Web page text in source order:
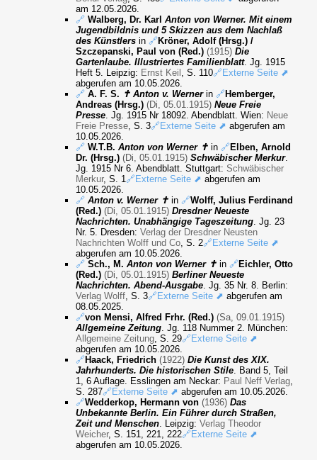
am 12.05.2026.
🔗 Walberg, Dr. KarlAnton von Werner. Mit einem
Jugendbildnis und 5 Skizzen aus dem Nachlaß
des Künstlersin🔗Kröner, Adolf (Hrsg.) /
Szczepanski, Paul von (Red.) (1915) Die
Gartenlaube. Illustriertes Familienblatt. Jg. 1915
Heft 5. Leipzig: Ernst Keil , S. 110🔗Externe Seite ⬈
abgerufen am 10.05.2026.
🔗 A. F. S. ✝ Anton v. Wernerin🔗Hemberger,
Andreas (Hrsg.) (Di, 05.01.1915) Neue Freie
Presse. Jg. 1915 Nr 18092. Abendblatt. Wien: Neue
Freie Presse, S. 3🔗Externe Seite ⬈ abgerufen am
10.05.2026.
🔗 W.T.B.Anton von Werner ✝in🔗Elben, Arnold
Dr. (Hrsg.) (Di, 05.01.1915) Schwäbischer Merkur.
Jg. 1915 Nr 6. Abendblatt. Stuttgart:Schwäbischer
Merkur, S. 1🔗Externe Seite ⬈ abgerufen am
10.05.2026.
🔗 Anton v. Werner ✝in🔗Wolff, Julius Ferdinand
(Red.) (Di, 05.01.1915) Dresdner Neueste
Nachrichten. Unabhängige Tageszeitung. Jg. 23
Nr. 5. Dresden:Verlag der Dresdner Neusten
Nachrichten Wolff und Co, S. 2🔗Externe Seite ⬈
abgerufen am 10.05.2026.
🔗 Sch., M.Anton von Werner ✝in🔗Eichler, Otto
(Red.) (Di, 05.01.1915) Berliner Neueste
Nachrichten. Abend-Ausgabe. Jg. 35 Nr. 8. Berlin:
Verlag Wolff, S. 3🔗Externe Seite ⬈ abgerufen am
08.05.2025.
🔗von Mensi, Alfred Frhr. (Red.) (Sa, 09.01.1915)
Allgemeine Zeitung. Jg. 118 Nummer 2. München:
Allgemeine Zeitung, S. 29🔗Externe Seite ⬈
abgerufen am 10.05.2026.
🔗Haack, Friedrich (1922) Die Kunst des XIX.
Jahrhunderts. Die historischen Stile. Band 5, Teil
1, 6 Auflage. Esslingen am Neckar: Paul Neff Verlag,
S. 287🔗Externe Seite ⬈ abgerufen am 10.05.2026.
🔗Wedderkop, Hermann von (1936) Das
Unbekannte Berlin. Ein Führer durch Straßen,
Zeit und Menschen. Leipzig:Verlag Theodor
Weicher, S. 151, 221, 222🔗Externe Seite ⬈
abgerufen am 10.05.2026.